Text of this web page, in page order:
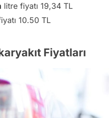
litre fiyatı 19,34 TL
10.50 TL
Fiyatları